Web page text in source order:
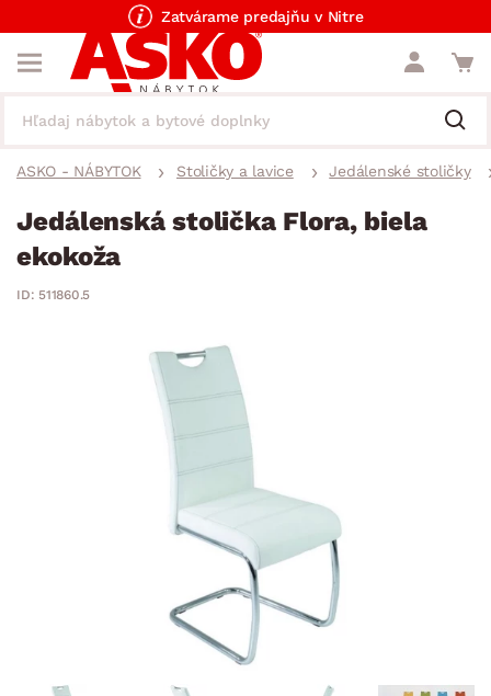
Zatvárame predajňu v Nitre
ASKO - NÁBYTOK Stoličky a lavice Jedálenské stoličky
Jedálenská stolička Flora, biela
ekokoža
ID: 511860.5